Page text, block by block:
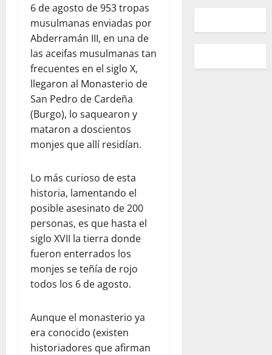
6 de agosto de 953 tropas
musulmanas enviadas por
Abderramán III, en una de
las aceifas musulmanas tan
frecuentes en el siglo X,
llegaron al Monasterio de
San Pedro de Cardeña
(Burgo), lo saquearon y
mataron a doscientos
monjes que allí residían.
Lo más curioso de esta
historia, lamentando el
posible asesinato de 200
personas, es que hasta el
siglo XVII la tierra donde
fueron enterrados los
monjes se teñía de rojo
todos los 6 de agosto.
Aunque el monasterio ya
era conocido (existen
historiadores que afirman